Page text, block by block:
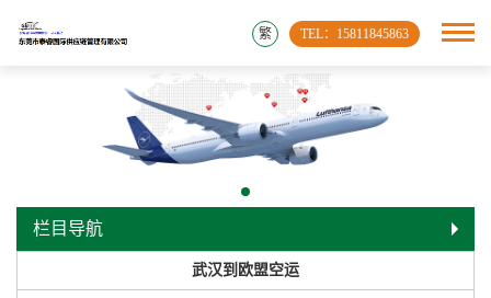
TEL：15811845863
繁
栏目导航
武汉到欧盟空运